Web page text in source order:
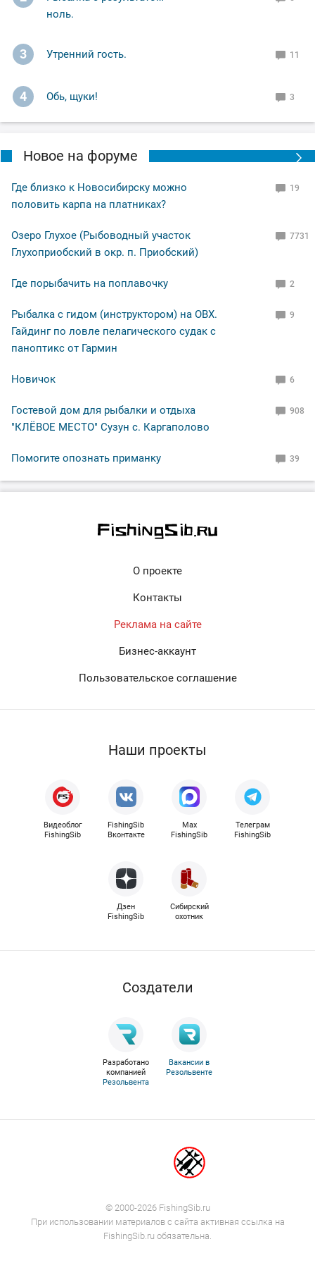
ноль.
3 Утренний гость. 11
4 Обь, щуки! 3
Новое на форуме
Где близко к Новосибирску можно
половить карпа на платниках?
19
Озеро Глухое (Рыбоводный участок
Глухоприобский в окр. п. Приобский)
7731
Где порыбачить на поплавочку 2
Рыбалка с гидом (инструктором) на ОВХ.
Гайдинг по ловле пелагического судак с
паноптикс от Гармин
9
Новичок 6
Гостевой дом для рыбалки и отдыха
"КЛЁВОЕ МЕСТО" Сузун с. Каргаполово
908
Помогите опознать приманку 39
О проекте
Контакты
Реклама на сайте
Бизнес-аккаунт
Пользовательское соглашение
Наши проекты
Видеоблог
FishingSib
FishingSib
Вконтакте
Max
FishingSib
Телеграм
FishingSib
Дзен
FishingSib
Сибирский
охотник
Cоздатели
Разработано
компанией
Резольвента
Вакансии в
Резольвенте
© 2000-2026 FishingSib.ru
При использовании материалов с сайта активная ссылка на
FishingSib.ru обязательна.